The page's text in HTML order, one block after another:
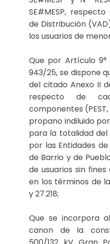
SE#MESP,
de Distribución
los usuarios de
Que por Artículo 9°
943/25, se dispone
del citado Anexo II
respecto de
componentes
propano indiluido
para la totalidad del
por las Entidades
de Barrio y de
de usuarios sin
en los términos de
y 27.218;
Que se incorpora
canon de la